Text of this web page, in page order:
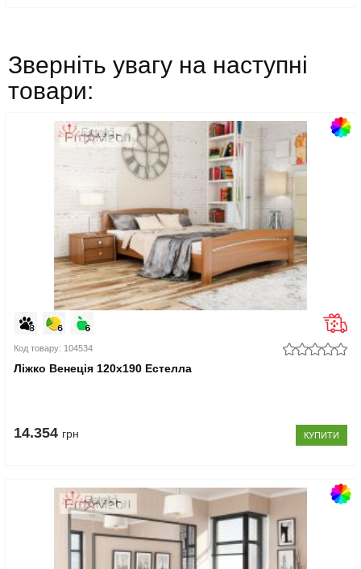
Зверніть увагу на наступні
товари:
Код товару: 104534
Ліжко Венеція 120x190 Естелла
14.354 грн КУПИТИ